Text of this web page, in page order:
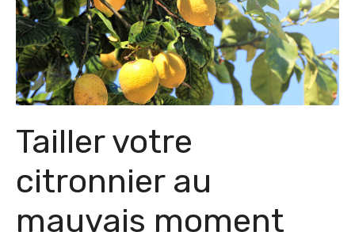
Tailler votre
citronnier au
mauvais moment